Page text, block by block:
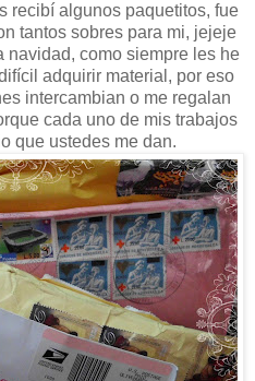
recibí algunos paquetitos, fue
tantos sobres para mi, jejeje
navidad, como siempre les he
adquirir material, por eso
intercambian o me regalan
cada uno de mis trabajos
que ustedes me dan.